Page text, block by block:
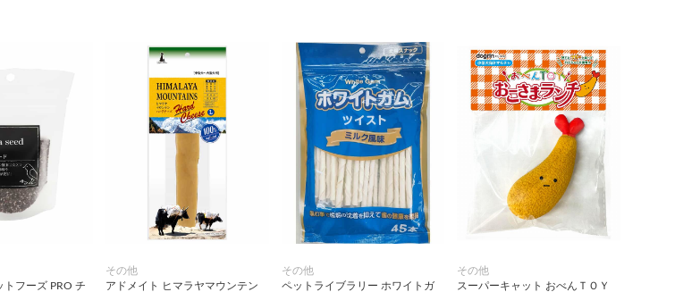
トフーズ PRO チ
その他
アドメイト ヒマラヤマウンテン
その他
ペットライブラリー ホワイトガ
その他
スーパーキャット おべんＴＯＹ